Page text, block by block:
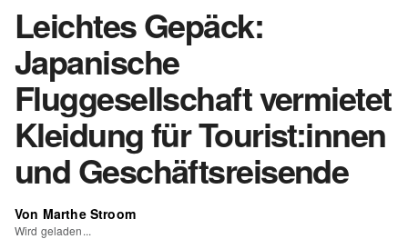
Leichtes Gepäck:
Japanische
Fluggesellschaft vermietet
Kleidung für Tourist:innen
und Geschäftsreisende
Von Marthe Stroom
Wird geladen...